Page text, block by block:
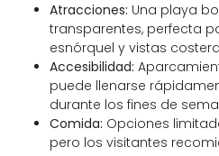
Atracciones: Una playa
transparentes, perfecta
esnórquel y vistas
Accesibilidad:
puede llenarse
durante los fines de
Comida: Opciones
pero los visitantes